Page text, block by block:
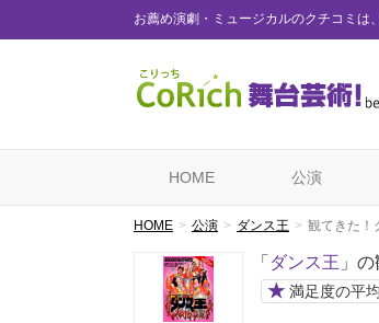
お薦め演劇・ミュージカルのクチコミは
HOME 公演
HOME 公演 ダンス王 観てきた！
「 ダンス王 」
★ 満足度の平均